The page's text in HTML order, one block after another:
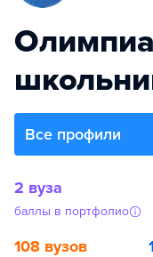
Все профили
2 вуза
баллы в портфолио
108 вузов